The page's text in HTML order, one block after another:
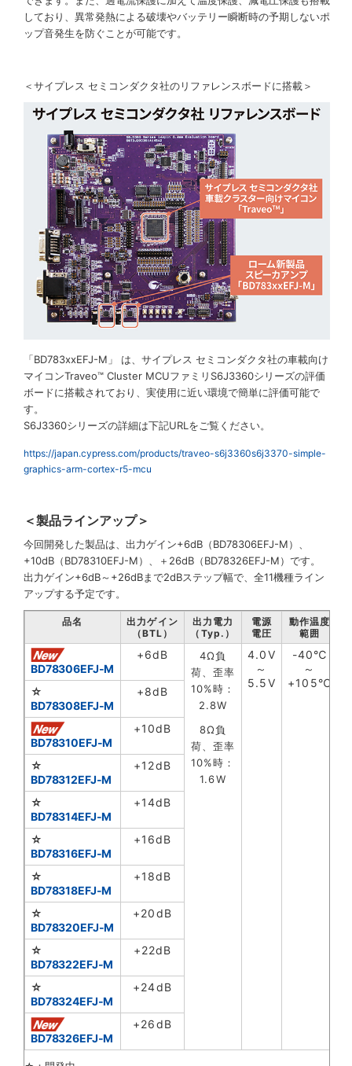
しており、異常発熱による破壊やバッテリー瞬断時の予期しないポ
ップ音発生を防ぐことが可能です。
＜サイプレス セミコンダクタ社のリファレンスボードに搭載＞
「BD783xxEFJ-M」 は、サイプレス セミコンダクタ社の車載向け
マイコンTraveo™ Cluster MCUファミリS6J3360シリーズの評価
ボードに搭載されており、実使用に近い環境で簡単に評価可能で
す。
S6J3360シリーズの詳細は下記URLをご覧ください。
https://japan.cypress.com/products/traveo-s6j3360s6j3370-simple-
graphics-arm-cortex-r5-mcu
＜製品ラインアップ＞
今回開発した製品は、出力ゲイン+6dB（BD78306EFJ-M）、
+10dB（BD78310EFJ-M）、＋26dB（BD78326EFJ-M）です。
出力ゲイン+6dB～+26dBまで2dBステップ幅で、全11機種ライン
アップする予定です。
品名
出力ゲイン
（BTL）
出力電力
（Typ.）
電源
電圧
動作温度
範囲
BD78306EFJ-M
+6dB
4Ω負
荷、歪率
10%時：
2.8W
8Ω負
荷、歪率
10%時：
1.6W
4.0V
～
5.5V
-40℃
～
+105℃
☆
BD78308EFJ-M
+8dB
BD78310EFJ-M
+10dB
☆
BD78312EFJ-M
+12dB
☆
BD78314EFJ-M
+14dB
☆
BD78316EFJ-M
+16dB
☆
BD78318EFJ-M
+18dB
☆
BD78320EFJ-M
+20dB
☆
BD78322EFJ-M
+22dB
☆
BD78324EFJ-M
+24dB
BD78326EFJ-M
+26dB